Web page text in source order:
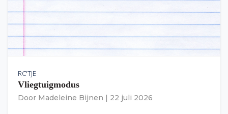
RC'TJE
Vliegtuigmodus
Door Madeleine Bijnen 22 juli 2026